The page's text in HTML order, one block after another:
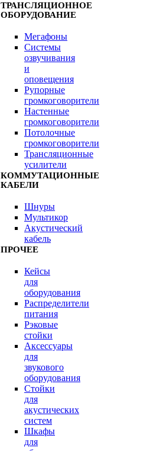
ТРАНСЛЯЦИОННОЕ
ОБОРУДОВАНИЕ
Мегафоны
Системы
озвучивания
и
оповещения
Рупорные
громкоговорители
Настенные
громкоговорители
Потолочные
громкоговорители
Трансляционные
усилители
КОММУТАЦИОННЫЕ
КАБЕЛИ
Шнуры
Мультикор
Акустический
кабель
ПРОЧЕЕ
Кейсы
для
оборудования
Распределители
питания
Рэковые
стойки
Аксессуары
для
звукового
оборудования
Стойки
для
акустических
систем
Шкафы
для